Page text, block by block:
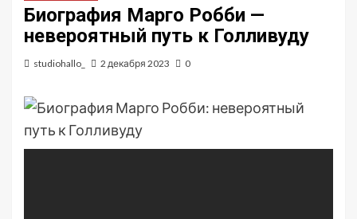
Биография Марго Робби —
невероятный путь к Голливуду
studiohallo_ 2 декабря 2023 0